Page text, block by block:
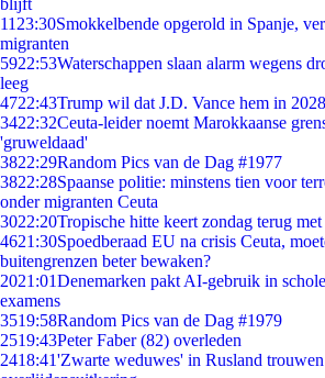
blijft
11 23:30Smokkelbende opgerold in Spanje,
migranten
5922:53Waterschappen slaan alarm wegens
leeg
4722:43Trump wil dat J.D. Vance hem in
3422:32Ceuta-leider noemt Marokkaanse
'gruweldaad'
3822:29Random Pics van de Dag #1977
3822:28Spaanse politie: minstens tien voor
onder migranten Ceuta
3022:20Tropische hitte keert zondag terug
4621:30Spoedberaad EU na crisis Ceuta,
buitengrenzen beter bewaken?
2021:01Denemarken pakt AI-gebruik in
examens
3519:58Random Pics van de Dag #1979
2519:43Peter Faber (82) overleden
2418:41'Zwarte weduwes' in Rusland